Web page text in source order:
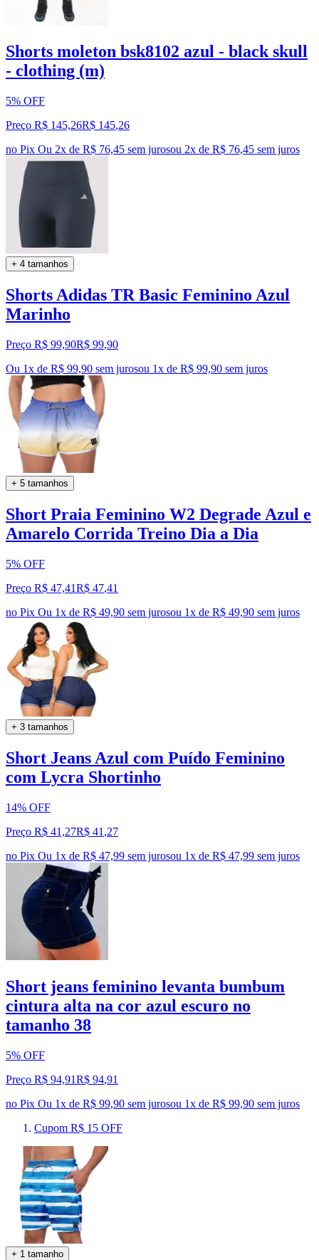
Shorts moleton bsk8102 azul - black skull
- clothing (m)
5% OFF
Preço R$ 145,26R$ 145,26
no Pix Ou 2x de R$ 76,45 sem jurosou 2x de R$ 76,45 sem juros
+ 4 tamanhos
Shorts Adidas TR Basic Feminino Azul
Marinho
Preço R$ 99,90R$ 99,90
Ou 1x de R$ 99,90 sem jurosou 1x de R$ 99,90 sem juros
+ 5 tamanhos
Short Praia Feminino W2 Degrade Azul e
Amarelo Corrida Treino Dia a Dia
5% OFF
Preço R$ 47,41R$ 47,41
no Pix Ou 1x de R$ 49,90 sem jurosou 1x de R$ 49,90 sem juros
+ 3 tamanhos
Short Jeans Azul com Puído Feminino
com Lycra Shortinho
14% OFF
Preço R$ 41,27R$ 41 ,27
no Pix Ou 1x de R$ 47,99 sem jurosou 1x de R$ 47,99 sem juros
Short jeans feminino levanta bumbum
cintura alta na cor azul escuro no
tamanho 38
5% OFF
Preço R$ 94,91R$ 94,91
no Pix Ou 1x de R$ 99,90 sem jurosou 1x de R$ 99,90 sem juros
Cupom R$ 15 OFF
+ 1 tamanho